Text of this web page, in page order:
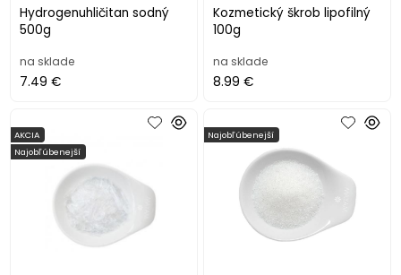
Hydrogenuhličitan sodný
500g
na sklade
7.49 €
Kozmetický škrob lipofilný
100g
na sklade
8.99 €
AKCIA
Najobľúbenejší
Najobľúbenejší